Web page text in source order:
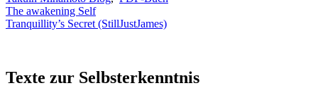
The awakening Self
Tranquillity’s Secret (StillJustJames)
Texte zur Selbsterkenntnis